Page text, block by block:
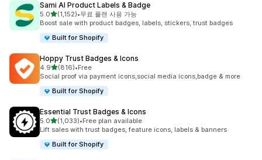
Sami AI Product Labels & Badge
5.0별 5개 중
(1,152)
총 리뷰 1152개
•무료 플랜 사용 가능
Boost sale with product badges, labels, stickers, trust badges
Built for Shopify
Hoppy Trust Badges & Icons
4.9별 5개 중
(816)
총 리뷰 816개
•Free
Social proof via payment icons,social media icons,badge & more
Built for Shopify
Essential Trust Badges & Icons
5.0별 5개 중
(1,033)
총 리뷰 1033개
•Free plan available
Lift sales with trust badges, feature icons, labels & banners
Built for Shopify